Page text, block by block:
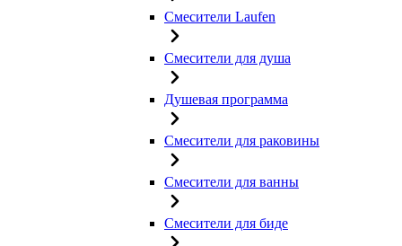
Смесители Laufen
Смесители для душа
Душевая программа
Смесители для раковины
Смесители для ванны
Смесители для биде